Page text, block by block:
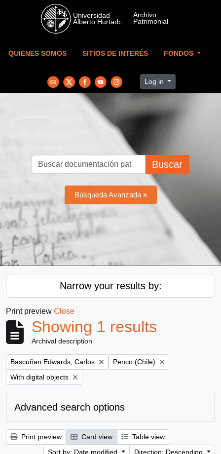
Skip to main content
QUIENES SOMOS SITIOS DE INTERÉS FONDOS
Log in
Buscar
Búsqueda Avanzada »
Narrow your results by:
Print preview Close
Showing 1 results
Archival description
Remove filter:
Bascuñan Edwards, Carlos Remove filter:
Penco (Chile)
Remove filter:
With digital objects
Advanced search options
Print preview Card view
Table view
Sort by: Date modified
Direction: Descending